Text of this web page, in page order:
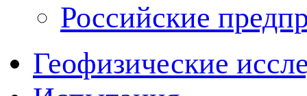
Российские
Геофизические